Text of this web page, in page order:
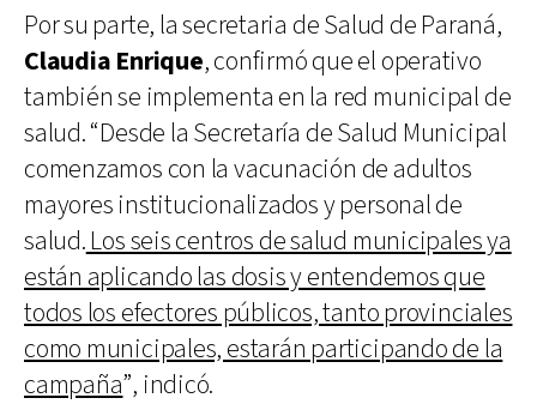
Por su parte, la secretaria de Salud de Paraná,
Claudia Enrique, confirmó que el operativo
también se implementa en la red municipal de
salud. “Desde la Secretaría de Salud Municipal
comenzamos con la vacunación de adultos
mayores institucionalizados y personal de
salud.Los seis centros de salud municipales ya
están aplicando las dosis y entendemos que
todos los efectores públicos, tanto provinciales
como municipales, estarán participando de la
campaña”, indicó.